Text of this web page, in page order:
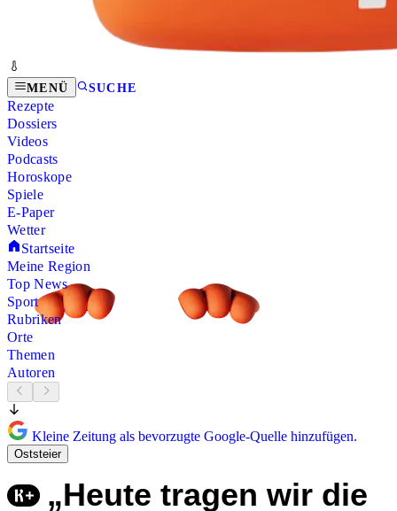
MENÜ SUCHE
Rezepte
Dossiers
Videos
Podcasts
Horoskope
Spiele
E-Paper
Wetter
Startseite
Meine Region
Top News
Sport
Rubriken
Orte
Themen
Autoren
Kleine Zeitung als bevorzugte Google-Quelle hinzufügen.
Oststeier
„Heute tragen wir die